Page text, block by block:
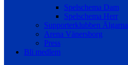
Spelschema Dam
Spelschema Herr
Supporterklubben Älgarna
Arena Vänersborg
Press
Bli medlem